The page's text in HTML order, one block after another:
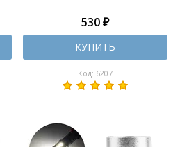
530 ₽
КУПИТЬ
Код: 6207